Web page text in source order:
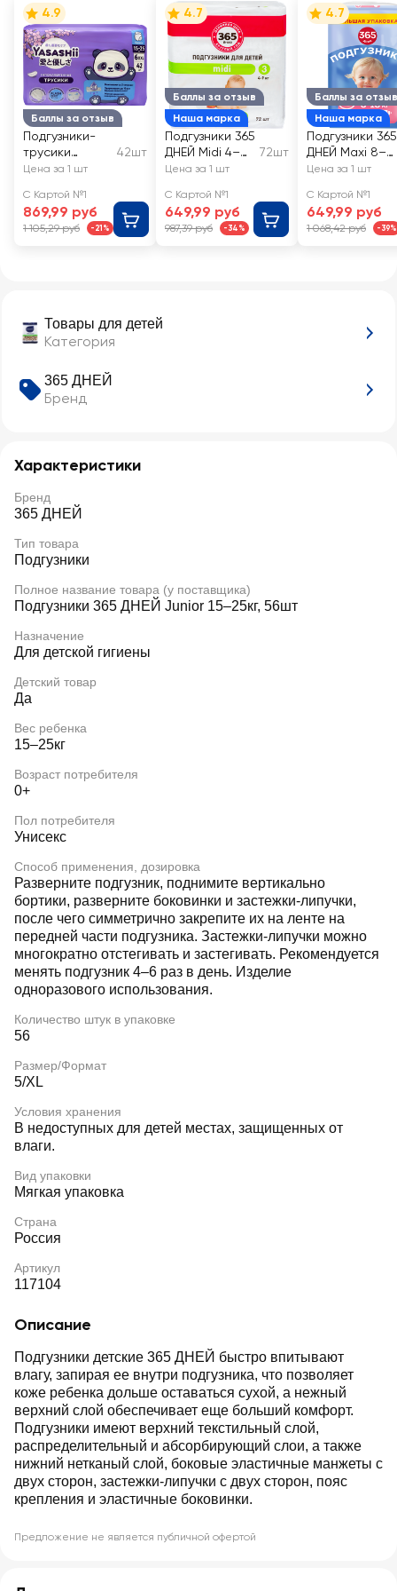
Товары для детей
Категория
365 ДНЕЙ
Бренд
Характеристики
Бренд
365 ДНЕЙ
Тип товара
Подгузники
Полное название товара (у поставщика)
Подгузники 365 ДНЕЙ Junior 15–25кг, 56шт
Назначение
Для детской гигиены
Детский товар
Да
Вес ребенка
15–25кг
Возраст потребителя
0+
Пол потребителя
Унисекс
Способ применения, дозировка
Разверните подгузник, поднимите вертикально
бортики, разверните боковинки и застежки-липучки,
после чего симметрично закрепите их на ленте на
передней части подгузника. Застежки-липучки можно
многократно отстегивать и застегивать. Рекомендуется
менять подгузник 4–6 раз в день. Изделие
одноразового использования.
Количество штук в упаковке
56
Размер/Формат
5/XL
Условия хранения
В недоступных для детей местах, защищенных от
влаги.
Вид упаковки
Мягкая упаковка
Страна
Россия
Артикул
117104
Описание
Подгузники детские 365 ДНЕЙ быстро впитывают
влагу, запирая ее внутри подгузника, что позволяет
коже ребенка дольше оставаться сухой, а нежный
верхний слой обеспечивает еще больший комфорт.
Подгузники имеют верхний текстильный слой,
распределительный и абсорбирующий слои, а также
нижний нетканый слой, боковые эластичные манжеты с
двух сторон, застежки-липучки с двух сторон, пояс
крепления и эластичные боковинки.
Предложение не является публичной офертой
Баллы за отзыв
4.9
Подгузники-
трусики
YASASHII 6XXL
42шт
Цена за 1 шт
С Картой №1
869,99 руб
1 105,29 руб -21%
Баллы за отзыв
Наша марка
4.7
Подгузники 365
ДНЕЙ Midi 4–
9кг
72шт
Цена за 1 шт
С Картой №1
649,99 руб
987,39 руб -34%
Баллы за отзыв
Наша марка
4.7
Подгузники 365
ДНЕЙ Maxi 8–
18кг
Цена за 1 шт
С Картой №1
649,99 руб
1 068,42 руб -39%